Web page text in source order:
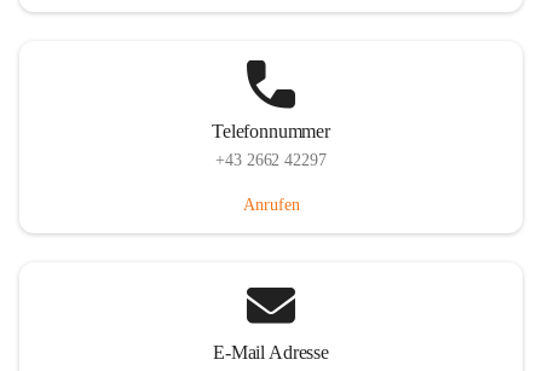
Telefonnummer
+43 2662 42297
Anrufen
E-Mail Adresse